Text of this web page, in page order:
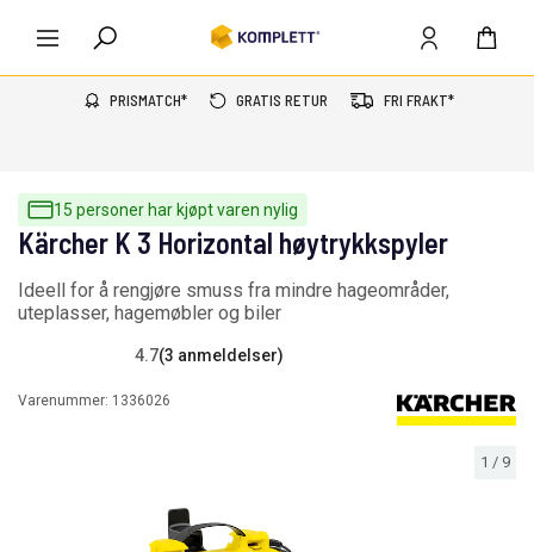
PRISMATCH* GRATIS RETUR FRI FRAKT*
15 personer har kjøpt varen nylig
1 / 9
Kärcher K 3 Horizontal høytrykkspyler
Ideell for å rengjøre smuss fra mindre hageområder,
uteplasser, hagemøbler og biler
4.7(3 anmeldelser)
Varenummer: 1336026